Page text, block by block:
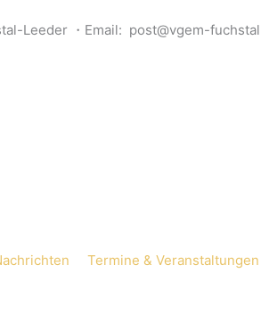
Leeder ・Email: post@vgem-
Termine & Veranstaltungen